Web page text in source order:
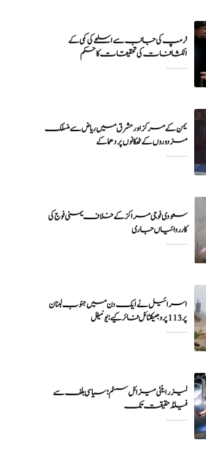
ٹرمپ کی جانب سے اسلحے کی کمی کے
انکشافات کی تحقیقات کا حکم
یمن کے مرکز اور مشرق میں ریاض سے منسلک
مزدوروں کے ٹھکانوں پر دھماکے
سعودی فوجی مراکز کے خلاف یمنی فوج کی
اسرائیل نے ایک دن میں جنوب لبنان
پر 113 پروجیکٹائل فائر کیے: یونیفل
لیزر اینٹی میزائل سسٹم؛ سیاسی بلف سے
فیلڈ حقیقت تک